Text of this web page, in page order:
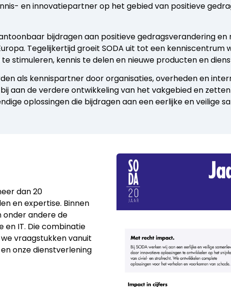
en innovatiepartner op het gebied van positieve
bijdragen aan positieve gedragsverandering en
Tegelijkertijd groeit SODA uit tot een kenniscentrum
stimuleren, kennis te delen en nieuwe producten en
als kennispartner door organisaties, overheden en
aan de verdere ontwikkeling van het vakgebied en
oplossingen die bijdragen aan een eerlijke en veilige
dan 20
en expertise. Binnen
onder andere de
en IT. Die combinatie
vraagstukken vanuit
onze dienstverlening